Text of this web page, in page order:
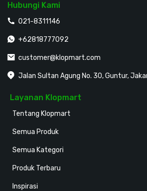
Hubungi Kami
021-8311146
+62818777092
customer@klopmart.com
Jalan Sultan Agung No. 30, Guntur,
Layanan Klopmart
Tentang Klopmart
Semua Produk
Semua Kategori
Produk Terbaru
Inspirasi